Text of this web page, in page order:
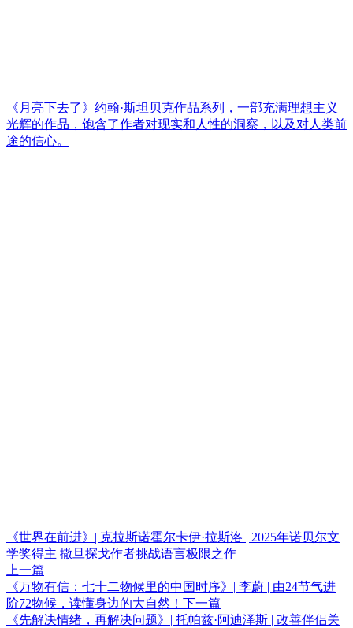
《月亮下去了》约翰·斯坦贝克作品系列，一部充满理想主义
光辉的作品，饱含了作者对现实和人性的洞察，以及对人类前
途的信心。
《世界在前进》| 克拉斯诺霍尔卡伊·拉斯洛 | 2025年诺贝尔文
学奖得主 撒旦探戈作者挑战语言极限之作
上一篇
《万物有信：七十二物候里的中国时序》| 李蔚 | 由24节气进
阶72物候，读懂身边的大自然！ 下一篇
《先解决情绪，再解决问题》| 托帕兹·阿迪泽斯 | 改善伴侣关